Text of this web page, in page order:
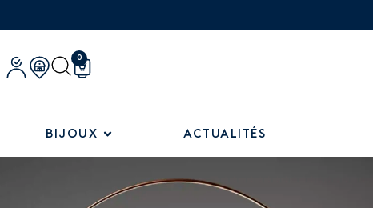
0
BIJOUX ACTUALITÉS